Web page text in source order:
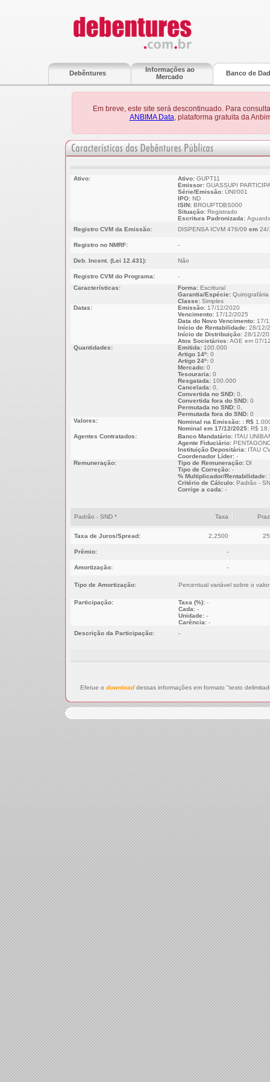
Debêntures
Informações ao
Mercado
Banco de
Em breve, este site será descontinuado. Para
ANBIMA Data, plataforma gratuita da
Ativo: Ativo:GUPT11
Emissor:GUASSUPI
Série/Emissão:ÚNI/001
IPO: ND
ISIN:BRGUPTDBS000
Situação:Registrado
Escritura Padronizada:
Registro CVM da Emissão:
DISPENSA ICVM 476/09 em24/
Registro no NMRF: -
Deb. Incent. (Lei 12.431): Não
Registro CVM do Programa:
-
Características:
Forma:Escritural
Garantia/Espécie:Quirografária
Classe:Simples
Datas:
Emissão:17/12/2020
Vencimento: 17/12/2025
Data do Novo Vencimento:17/
Início de Rentabilidade:28/12/
Início de Distribuição:28/12/
Atos Societários:AGE em 07/
Quantidades:
Emitida:100.000
Artigo 14º:0
Artigo 24º:0
Mercado:0
Tesouraria:0
Resgatada:100.000
Cancelada:0,
Convertida no SND:0,
Convertida fora do SND:0
Permutada no SND:0,
Permutada fora do SND:0
Valores:
Nominal na Emissão: : R$
Nominal em 17/12/2025:R$
Agentes Contratados:
Banco Mandatário:ITAU
Agente Fiduciário:
Instituição Depositária:ITAU
Coordenador Líder:-
Remuneração:
Tipo de Remuneração:DI
Tipo de Correção:-
% Multiplicador/Rentabilidade:
Critério de Cálculo:Padrão -
Corrige a cada:-
Padrão - SND * Taxa
Taxa de Juros/Spread: 2,2500
Prêmio: -
Amortização: -
Tipo de Amortização: Percentual variável sobre o
Participação: Taxa (%):-
Cada:-
Unidade:-
Carência:-
Descrição da Participação:
-
Efetue o downloaddessas informações em formato "texto